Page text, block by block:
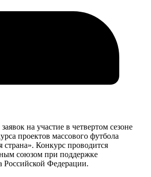
на участие в четвертом сезоне
проектов массового футбола
страна». Конкурс проводится
союзом при поддержке
Российской Федерации.